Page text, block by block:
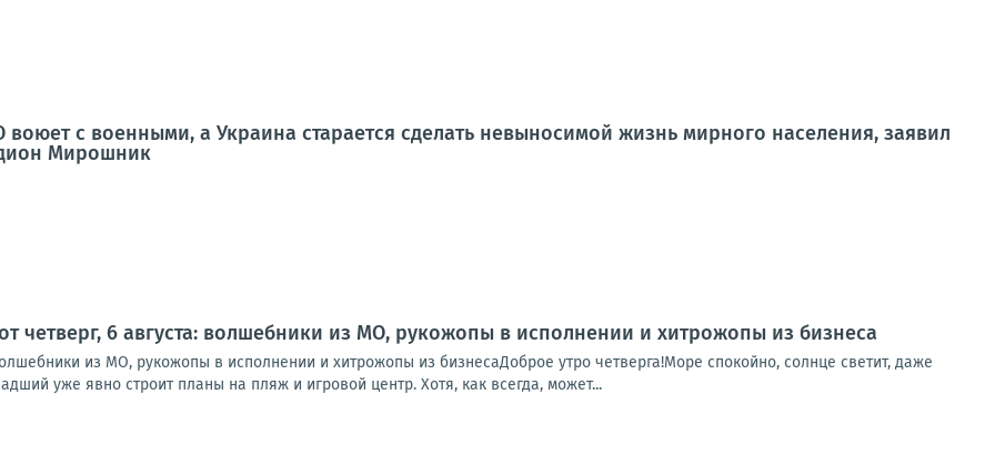
воюет с военными, а Украина старается сделать невыносимой жизнь мирного населения, заявил
Мирошник
четверг, 6 августа: волшебники из МО, рукожопы в исполнении и хитрожопы из бизнеса
из МО, рукожопы в исполнении и хитрожопы из бизнесаДоброе утро четверга!Море спокойно, солнце светит, даже
уже явно строит планы на пляж и игровой центр. Хотя, как всегда, может...